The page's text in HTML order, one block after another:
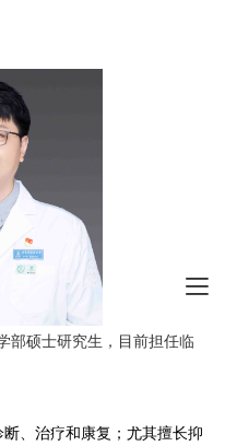
部硕士研究生，目前担任临
、治疗和康复；尤其擅长抑